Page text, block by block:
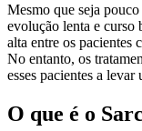
Mesmo que seja
evolução lenta e curso
alta entre os pacientes
No entanto, os
esses pacientes a
O que é o